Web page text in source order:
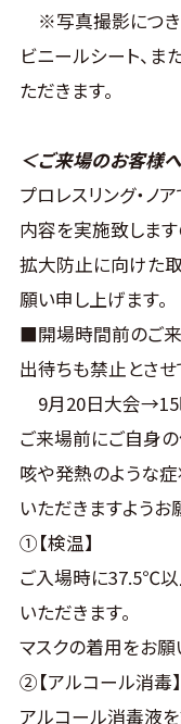
※写真撮影につき
ビニールシート、
ただきます。
＜ご来場のお客様
プロレスリング・ノ
内容を実施致しま
拡大防止に向けた
願い申し上げます。
■開場時間前のご来
出待ちも禁止とさせ
9月20日大会→15
ご来場前にご自身
咳や発熱のような
いただきますようお
①【検温】
ご入場時に37.5℃以
いただきます。
マスクの着用をお願
②【アルコール消毒】
アルコール消毒液